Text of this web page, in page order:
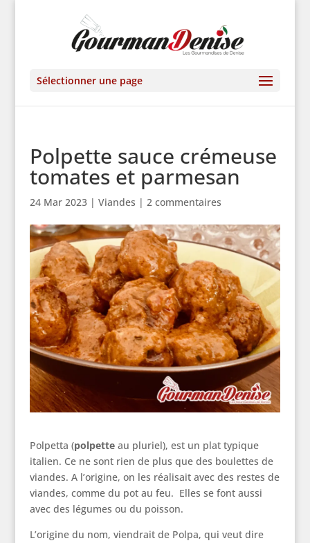
Sélectionner une page
Polpette sauce crémeuse
tomates et parmesan
24 Mar 2023| Viandes | 2 commentaires
Polpetta (polpetteau pluriel), est un plat typique
italien. Ce ne sont rien de plus que des boulettes de
viandes. A l’origine, on les réalisait avec des restes de
viandes, comme du pot au feu. Elles se font aussi
avec des légumes ou du poisson.
L’origine du nom, viendrait de Polpa, qui veut dire